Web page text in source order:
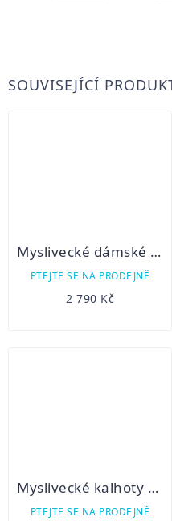
SOUVISEJÍCÍ
Myslivecké dámské kalhoty VIHORLAT
PTEJTE SE NA PRODEJNĚ
2 790 Kč
Myslivecké kalhoty dámské PAULINA
PTEJTE SE NA PRODEJNĚ